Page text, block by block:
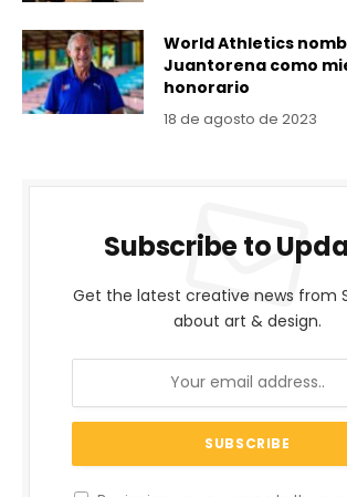
World Athletics
Juantorena como
honorario
18 de agosto de 2023
Subscribe to
Get the latest creative news from
about art & design.